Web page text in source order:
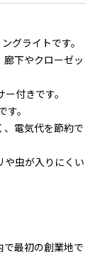
グライトです。
廊下やクローゼッ
付きです。
す。
、電気代を節約で
や虫が入りにくい
で最初の創業地で